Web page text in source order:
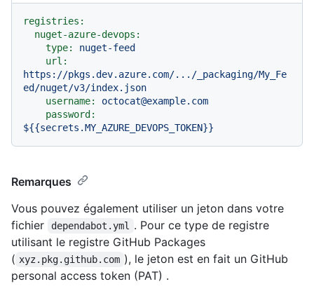
registries:
nuget-azure-devops:
type:
nuget-feed
url:
https://pkgs.dev.azure.com/.../_packaging/My_Fe
ed/nuget/v3/index.json
username:
octocat@example.com
password:
${{secrets.MY_AZURE_DEVOPS_TOKEN}}
Remarques
Vous pouvez également utiliser un jeton dans votre
fichier
dependabot.yml
. Pour ce type de registre
utilisant le registre GitHub Packages
( xyz.pkg.github.com ), le jeton est en fait un GitHub
personal access token (PAT) .